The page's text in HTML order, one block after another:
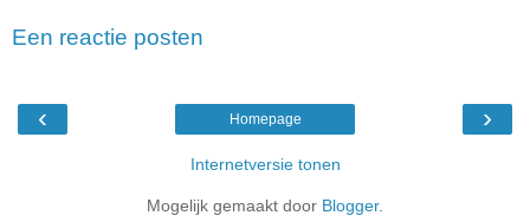
Een reactie posten
‹ ›
Homepage
Internetversie tonen
Mogelijk gemaakt door Blogger.